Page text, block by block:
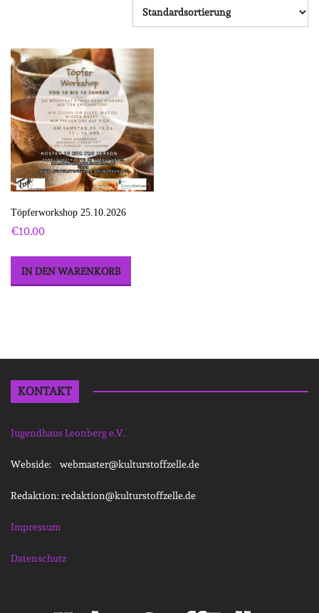
Töpferworkshop 25.10.2026
€10.00
IN DEN WARENKORB
KONTAKT
Jugendhaus Leonberg e.V.
Webside: webmaster@kulturstoffzelle.de
Redaktion: redaktion@kulturstoffzelle.de
Impressum
Datenschutz